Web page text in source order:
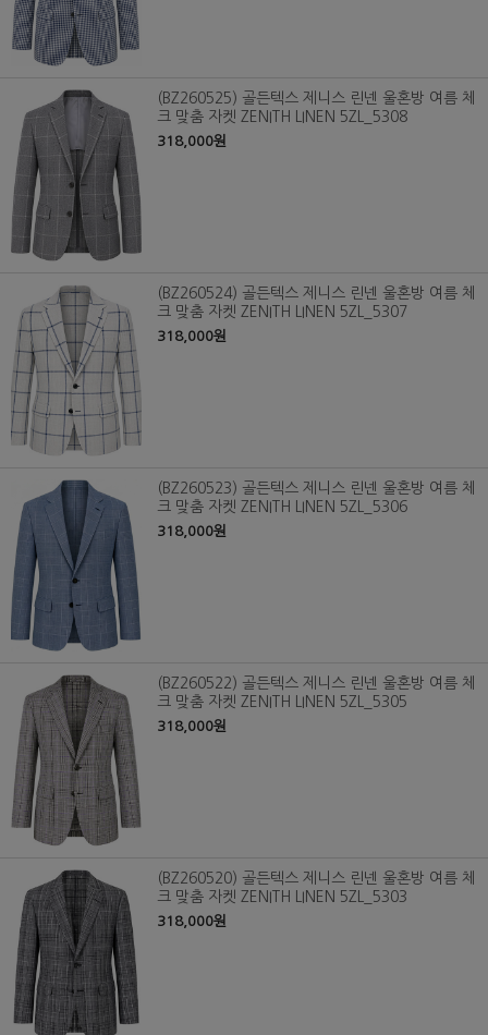
(BZ260525) 골든텍스 제니스 린넨 울혼방 여름 체
크 맞춤 자켓 ZENITH LINEN 5ZL_5308
318,000원
(BZ260524) 골든텍스 제니스 린넨 울혼방 여름 체
크 맞춤 자켓 ZENITH LINEN 5ZL_5307
318,000원
(BZ260523) 골든텍스 제니스 린넨 울혼방 여름 체
크 맞춤 자켓 ZENITH LINEN 5ZL_5306
318,000원
(BZ260522) 골든텍스 제니스 린넨 울혼방 여름 체
크 맞춤 자켓 ZENITH LINEN 5ZL_5305
318,000원
(BZ260520) 골든텍스 제니스 린넨 울혼방 여름 체
크 맞춤 자켓 ZENITH LINEN 5ZL_5303
318,000원